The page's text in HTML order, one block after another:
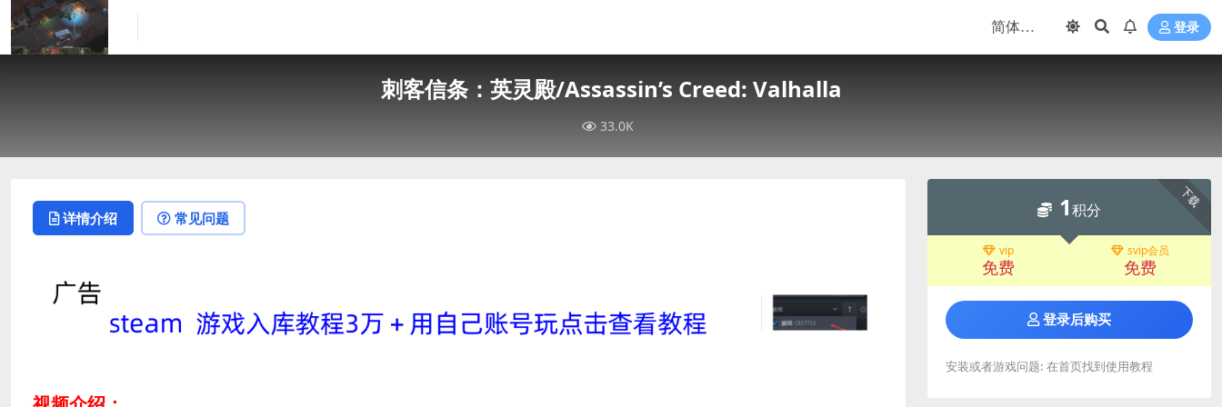
登录
刺客信条：英灵殿/Assassin’s Creed: Valhalla
33.0K
详情介绍 常见问题
下载
1积分
vip
免费
svip会员
免费
登录后购买
安装或者游戏问题: 在首页找到使用教程